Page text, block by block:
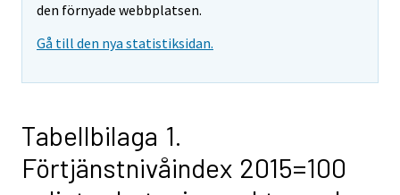
den förnyade webbplatsen.
Gå till den nya statistiksidan.
Tabellbilaga 1.
Förtjänstnivåindex 2015=100